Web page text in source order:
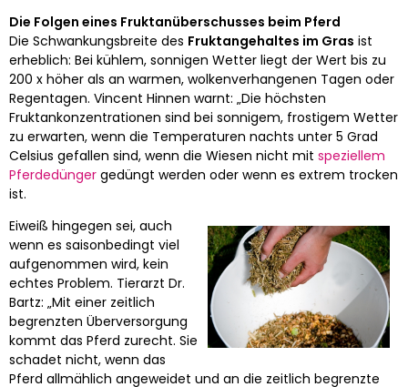
Die Folgen eines Fruktanüberschusses beim Pferd
Die Schwankungsbreite des Fruktangehaltes im Gras ist
erheblich: Bei kühlem, sonnigen Wetter liegt der Wert bis zu
200 x höher als an warmen, wolkenverhangenen Tagen oder
Regentagen. Vincent Hinnen warnt: „Die höchsten
Fruktankonzentrationen sind bei sonnigem, frostigem Wetter
zu erwarten, wenn die Temperaturen nachts unter 5 Grad
Celsius gefallen sind, wenn die Wiesen nicht mit speziellem
Pferdedünger gedüngt werden oder wenn es extrem trocken
ist.
Eiweiß hingegen sei, auch
wenn es saisonbedingt viel
aufgenommen wird, kein
echtes Problem. Tierarzt Dr.
Bartz: „Mit einer zeitlich
begrenzten Überversorgung
kommt das Pferd zurecht. Sie
schadet nicht, wenn das
Pferd allmählich angeweidet und an die zeitlich begrenzte